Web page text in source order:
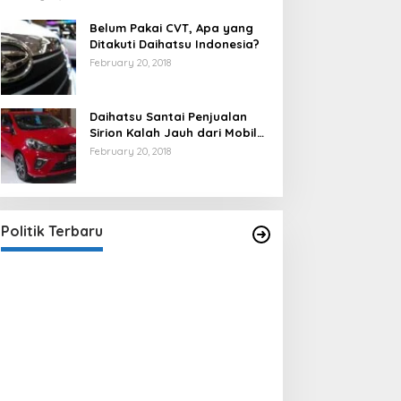
Belum Pakai CVT, Apa yang
Ditakuti Daihatsu Indonesia?
February 20, 2018
Daihatsu Santai Penjualan
Sirion Kalah Jauh dari Mobil
LCGC
February 20, 2018
Politik Terbaru
Strategi PPP Menangkan Duet
Ganjar dan Gus Yasin
In Berita, Politik |